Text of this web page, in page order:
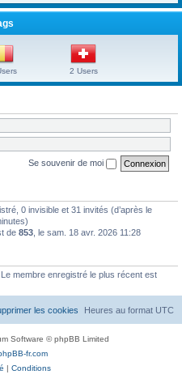
2 Users
Se souvenir de moi
0 invisible et 31 invités (d’après le
de 853 , le sam. 18 avr. 2026 11:28
membre enregistré le plus récent est
Heures au format UTC
les cookies
Software © phpBB Limited
fr.com
| Conditions